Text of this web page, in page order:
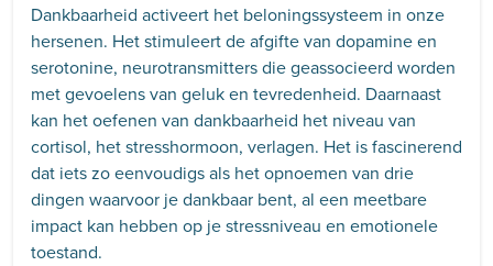
Dankbaarheid activeert het beloningssysteem in onze
hersenen. Het stimuleert de afgifte van dopamine en
serotonine, neurotransmitters die geassocieerd worden
met gevoelens van geluk en tevredenheid. Daarnaast
kan het oefenen van dankbaarheid het niveau van
cortisol, het stresshormoon, verlagen. Het is fascinerend
dat iets zo eenvoudigs als het opnoemen van drie
dingen waarvoor je dankbaar bent, al een meetbare
impact kan hebben op je stressniveau en emotionele
toestand.